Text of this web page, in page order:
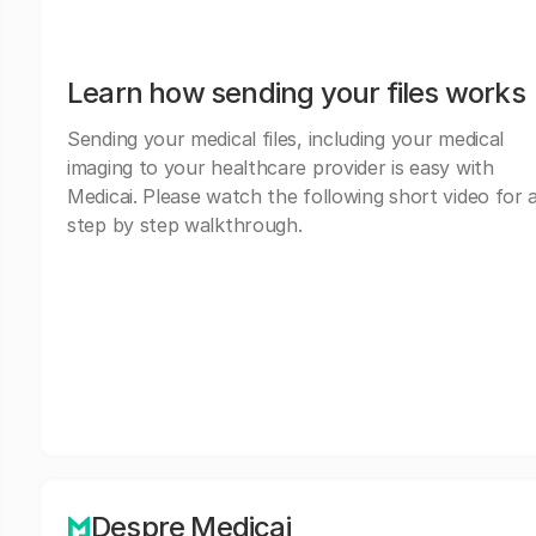
Learn how sending your files works
Sending your medical files, including your medical
imaging to your healthcare provider is easy with
Medicai. Please watch the following short video for
step by step walkthrough.
Despre Medicai